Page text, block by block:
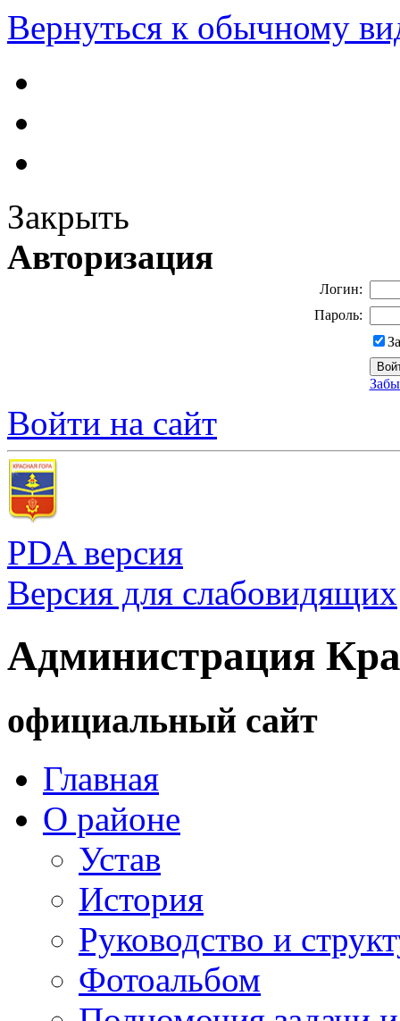
Вернуться к обычному
Закрыть
Авторизация
Логин:
Пароль:
Войти на сайт
PDA версия
Версия для слабовидящих
Администрация
официальный сайт
Главная
О районе
Устав
История
Руководство и
Фотоальбом